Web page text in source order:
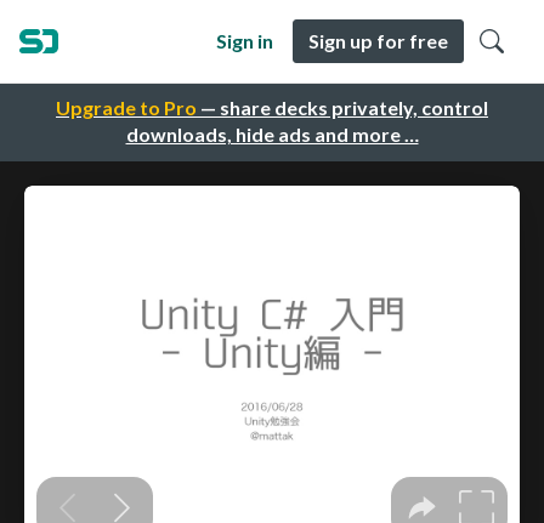
Upgrade to Pro — share decks privately, control
downloads, hide ads and more …
Sign in Sign up for free